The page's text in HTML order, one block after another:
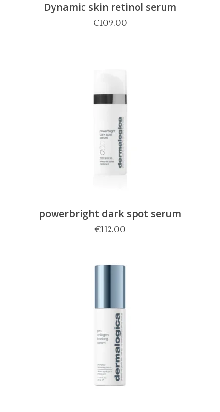
Dynamic skin retinol serum
€109.00
powerbright dark spot serum
€112.00